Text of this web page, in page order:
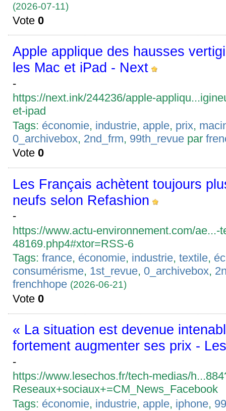
(2026-07-11)
Vote0
Apple applique des hausses
les Mac et iPad - Next
-
https://next.ink/244236/apple-
et-ipad
Tags: économie, industrie, apple, prix,
0_archivebox, 2nd_frm, 99th_revue par
Vote0
Les Français achètent toujours
neufs selon Refashion
-
https://www.actu-environnement.com/ae...-
48169.php4#xtor=RSS-6
Tags:france, économie, industrie,textile,
consumérisme, 1st_revue,0_archivebox,
frenchhope (2026-06-21)
Vote0
« La situation est devenue
fortement augmenter ses prix -
-
https://www.lesechos.fr/tech-medias/
Reseaux+sociaux+=CM_News_Facebook
Tags: économie, industrie, apple, iphone,